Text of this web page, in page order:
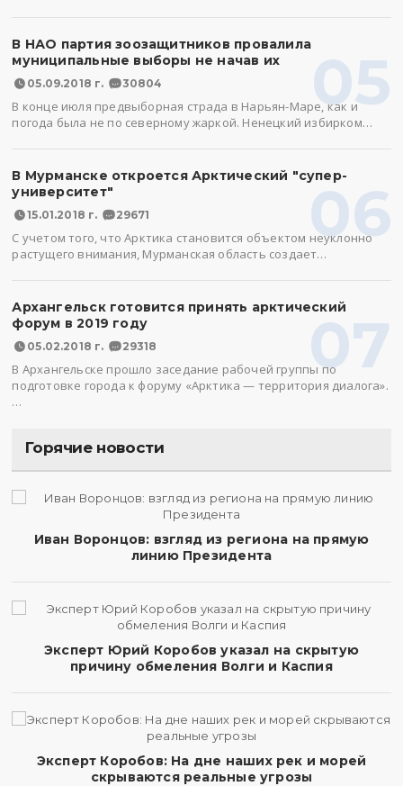
05
В НАО партия зоозащитников провалила
муниципальные выборы не начав их
05.09.2018 г. 30804
В конце июля предвыборная страда в Нарьян-Маре, как и
погода была не по северному жаркой. Ненецкий избирком…
06
В Мурманске откроется Арктический "супер-
университет"
15.01.2018 г. 29671
С учетом того, что Арктика становится объектом неуклонно
растущего внимания, Мурманская область создает…
07
Архангельск готовится принять арктический
форум в 2019 году
05.02.2018 г. 29318
В Архангельске прошло заседание рабочей группы по
подготовке города к форуму «Арктика — территория диалога».
…
Горячие новости
Иван Воронцов: взгляд из региона на прямую
линию Президента
Эксперт Юрий Коробов указал на скрытую
причину обмеления Волги и Каспия
Эксперт Коробов: На дне наших рек и морей
скрываются реальные угрозы